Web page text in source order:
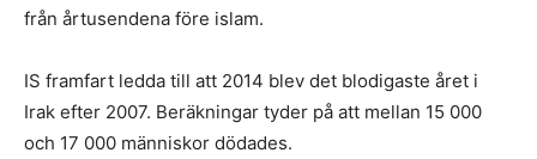
från årtusendena före islam.
IS framfart ledda till att 2014 blev det blodigaste året i
Irak efter 2007. Beräkningar tyder på att mellan 15 000
och 17 000 människor dödades.